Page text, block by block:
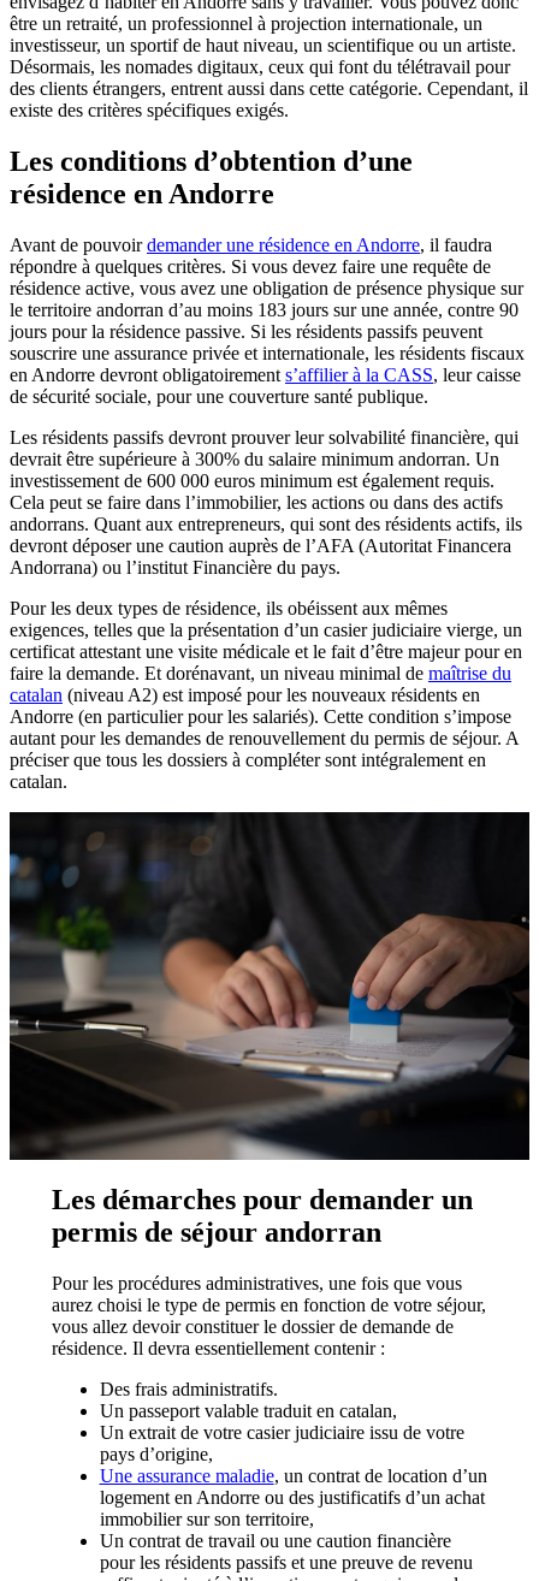
être un retraité, un professionnel à projection internationale, un
investisseur, un sportif de haut niveau, un scientifique ou un artiste.
Désormais, les nomades digitaux, ceux qui font du télétravail pour
des clients étrangers, entrent aussi dans cette catégorie. Cependant, il
existe des critères spécifiques exigés.
Les conditions d’obtention d’une
résidence en Andorre
Avant de pouvoirdemander une résidence en Andorre, il faudra
répondre à quelques critères. Si vous devez faire une requête de
résidence active, vous avez une obligation de présence physique sur
le territoire andorran d’au moins 183 jours sur une année, contre 90
jours pour la résidence passive. Si les résidents passifs peuvent
souscrire une assurance privée et internationale, les résidents fiscaux
en Andorre devront obligatoirement s’affilier à la CASS, leur caisse
de sécurité sociale, pour une couverture santé publique.
Les résidents passifs devront prouver leur solvabilité financière, qui
devrait être supérieure à 300% du salaire minimum andorran. Un
investissement de 600 000 euros minimum est également requis.
Cela peut se faire dans l’immobilier, les actions ou dans des actifs
andorrans. Quant aux entrepreneurs, qui sont des résidents actifs, ils
devront déposer une caution auprès de l’AFA (Autoritat Financera
Andorrana) ou l’institut Financière du pays.
Pour les deux types de résidence, ils obéissent aux mêmes
exigences, telles que la présentation d’un casier judiciaire vierge, un
certificat attestant une visite médicale et le fait d’être majeur pour en
faire la demande. Et dorénavant, un niveau minimal de maîtrise du
catalan (niveau A2) est imposé pour les nouveaux résidents en
Andorre (en particulier pour les salariés). Cette condition s’impose
autant pour les demandes de renouvellement du permis de séjour. A
préciser que tous les dossiers à compléter sont intégralement en
catalan.
Les démarches pour demander un
permis de séjour andorran
Pour les procédures administratives, une fois que vous
aurez choisi le type de permis en fonction de votre séjour,
vous allez devoir constituer le dossier de demande de
résidence. Il devra essentiellement contenir :
Des frais administratifs.
Un passeport valable traduit en catalan,
Un extrait de votre casier judiciaire issu de votre
pays d’origine,
Une assurance maladie, un contrat de location d’un
logement en Andorre ou des justificatifs d’un achat
immobilier sur son territoire,
Un contrat de travail ou une caution financière
pour les résidents passifs et une preuve de revenu